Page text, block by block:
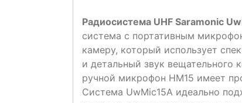
Радиосистема UHF Saramonic
система с портативным
камеру, который использует
и детальный звук вещательного
ручной микрофон HM15 имеет
Система UwMic15A идеально